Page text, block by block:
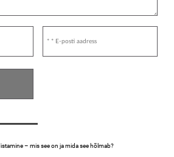
– mis see on ja mida see hõlmab?